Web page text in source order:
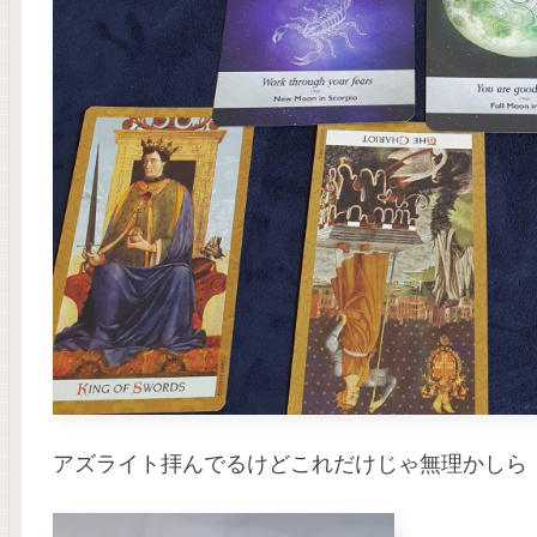
アズライト拝んでるけどこれだけじゃ無理かしら